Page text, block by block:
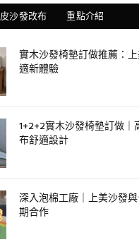
皮沙發改布 重點介紹
實木沙發椅墊訂做推薦：
適新體驗
1+2+2實木沙發椅墊訂做
布舒適設計
深入泡棉工廠｜上美沙發
期合作